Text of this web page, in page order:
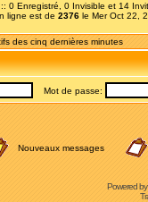
:: 0 Enregistré, 0 Invisible et 14
ligne est de 2376 le Mer Oct 22,
des cinq dernières minutes
Mot de passe:
Nouveaux messages
Powered by